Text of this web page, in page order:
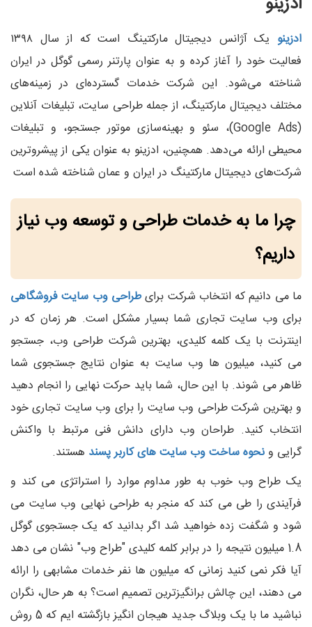
ادزینو
یک آژانس دیجیتال مارکتینگ است که از سال ۱۳۹۸
فعالیت خود را آغاز کرده و به عنوان پارتنر رسمی گوگل در ایران
شناخته می‌شود. این شرکت خدمات گسترده‌ای در زمینه‌های
مختلف دیجیتال مارکتینگ، از جمله طراحی سایت، تبلیغات آنلاین
(Google Ads)، سئو و بهینه‌سازی موتور جستجو، و تبلیغات
محیطی ارائه می‌دهد. همچنین، ادزینو به عنوان یکی از پیشروترین
شرکت‌های دیجیتال مارکتینگ در ایران و عمان شناخته شده است
چرا ما به خدمات طراحی و توسعه وب نیاز
داریم؟
ما می دانیم که انتخاب شرکت برایطراحی وب سایت فروشگاهی
برای وب سایت تجاری شما بسیار مشکل است. هر زمان که در
اینترنت با یک کلمه کلیدی، بهترین شرکت طراحی وب، جستجو
می کنید، میلیون ها وب سایت به عنوان نتایج جستجوی شما
ظاهر می شوند. با این حال، شما باید حرکت نهایی را انجام دهید
و بهترین شرکت طراحی وب سایت را برای وب سایت تجاری خود
انتخاب کنید. طراحان وب دارای دانش فنی مرتبط با واکنش
گرایی ونحوه ساخت وب سایت های کاربر پسند هستند.
یک طراح وب خوب به طور مداوم موارد را استراتژی می کند و
فرآیندی را طی می کند که منجر به طراحی نهایی وب سایت می
شود و شگفت زده خواهید شد اگر بدانید که یک جستجوی گوگل
1.8 میلیون نتیجه را در برابر کلمه کلیدی "طراح وب" نشان می دهد
آیا فکر نمی کنید زمانی که میلیون ها نفر خدمات مشابهی را ارائه
می دهند، این چالش برانگیزترین تصمیم است؟ به هر حال، نگران
نباشید ما با یک وبلاگ جدید هیجان انگیز بازگشته ایم که 5 روش